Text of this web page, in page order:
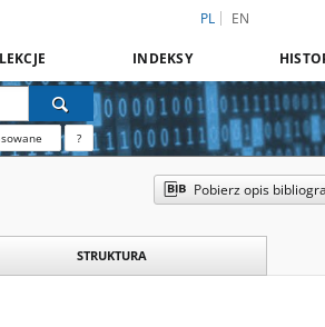
PL EN
INDEKSY
?
Pobierz opis
STRUKTURA